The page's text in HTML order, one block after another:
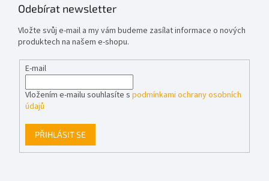
Odebírat newsletter
Vložte svůj e-mail a my vám budeme zasílat informace o nových
produktech na našem e-shopu.
E-mail
Vložením e-mailu souhlasíte s podmínkami ochrany osobních
údajů
PŘIHLÁSIT SE